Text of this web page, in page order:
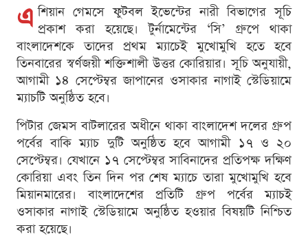
এ শিয়ান গেমসে ফুটবল ইভেন্টের নারী বিভাগের সূচি
প্রকাশ করা হয়েছে। টুর্নামেন্টের ‘সি’ গ্রুপে থাকা
বাংলাদেশকে তাদের প্রথম ম্যাচেই মুখোমুখি হতে হবে
তিনবারের স্বর্ণজয়ী শক্তিশালী উত্তর কোরিয়ার। সূচি অনুযায়ী,
আগামী ১৪ সেপ্টেম্বর জাপানের ওসাকার নাগাই স্টেডিয়ামে
ম্যাচটি অনুষ্ঠিত হবে।
পিটার জেমস বাটলারের অধীনে থাকা বাংলাদেশ দলের গ্রুপ
পর্বের বাকি ম্যাচ দুটি অনুষ্ঠিত হবে আগামী ১৭ ও ২০
সেপ্টেম্বর। যেখানে ১৭ সেপ্টেম্বর সাবিনাদের প্রতিপক্ষ দক্ষিণ
কোরিয়া এবং তিন দিন পর শেষ ম্যাচে তারা মুখোমুখি হবে
মিয়ানমারের। বাংলাদেশের প্রতিটি গ্রুপ পর্বের ম্যাচই
ওসাকার নাগাই স্টেডিয়ামে অনুষ্ঠিত হওয়ার বিষয়টি নিশ্চিত
করা হয়েছে।